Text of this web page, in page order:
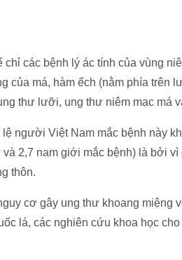
các bệnh lý ác tính của vùng
của má, hàm ếch (nằm phía trên
thư lưỡi, ung thư niêm mạc má
người Việt Nam mắc bệnh này
2,7 nam giới mắc bệnh) là bởi vì
thôn.
cơ gây ung thư khoang miệng
lá, các nghiên cứu khoa học